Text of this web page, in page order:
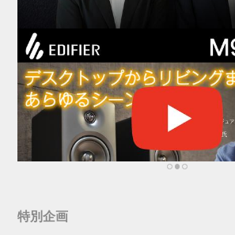
特別企画